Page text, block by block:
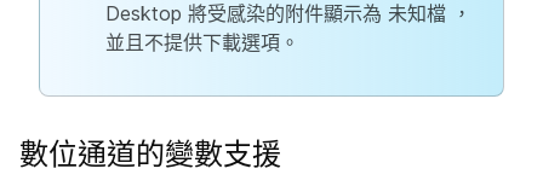
Desktop 將受感染的附件顯示為 未知檔 ，
並且不提供下載選項。
數位通道的變數支援